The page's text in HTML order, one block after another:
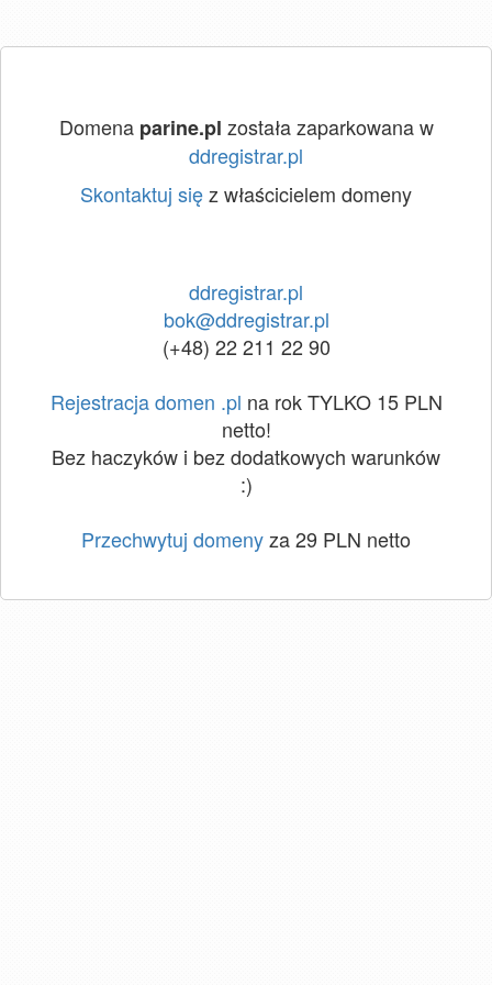
Domena parine.pl została zaparkowana w
ddregistrar.pl
Skontaktuj sięz właścicielem domeny
ddregistrar.pl
bok@ddregistrar.pl
(+48) 22 211 22 90
Rejestracja domen .pl na rok TYLKO 15 PLN
netto!
Bez haczyków i bez dodatkowych warunków
:)
Przechwytuj domenyza 29 PLN netto